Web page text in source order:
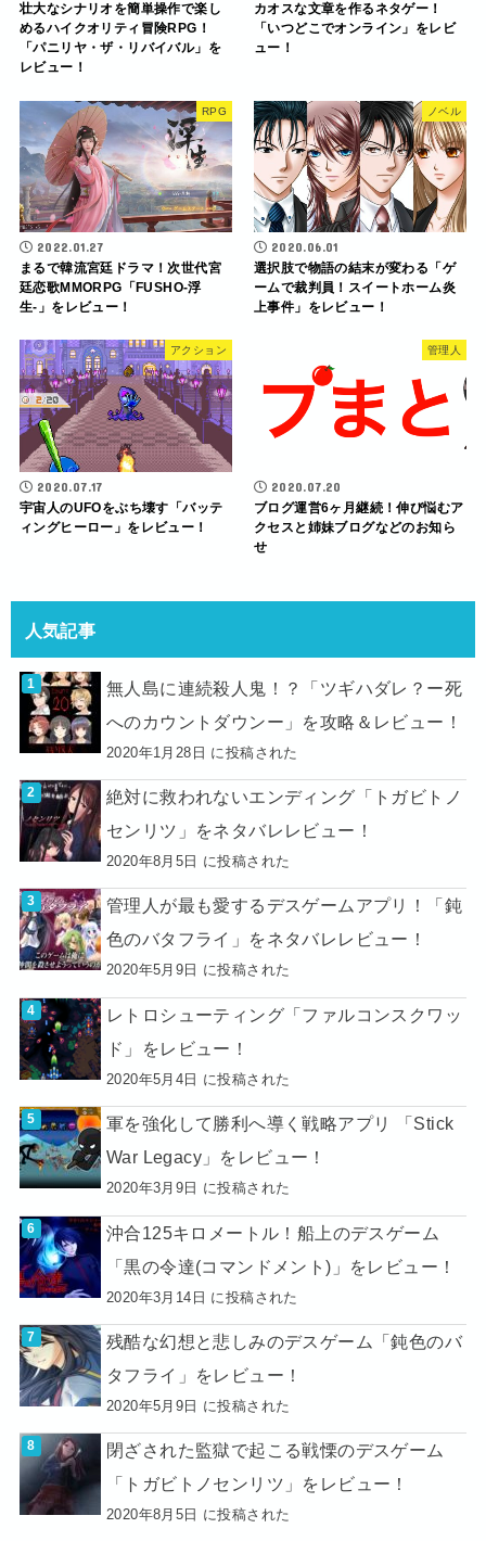
壮大なシナリオを簡単操作で楽し
めるハイクオリティ冒険RPG！
「パニリヤ・ザ・リバイバル」を
レビュー！
カオスな文章を作るネタゲー！
「いつどこでオンライン」をレビ
ュー！
RPG
2022.01.27
まるで韓流宮廷ドラマ！次世代宮
廷恋歌MMORPG「FUSHO-浮
生-」をレビュー！
ノベル
2020.06.01
選択肢で物語の結末が変わる「ゲ
ームで裁判員！スイートホーム炎
上事件」をレビュー！
アクション
2020.07.17
宇宙人のUFOをぶち壊す「バッテ
ィングヒーロー」をレビュー！
管理人
2020.07.20
ブログ運営6ヶ月継続！伸び悩むア
クセスと姉妹ブログなどのお知ら
せ
人気記事
無人島に連続殺人鬼！？「ツギハダレ？ー死
へのカウントダウンー」を攻略＆レビュー！
2020年1月28日 に投稿された
絶対に救われないエンディング「トガビトノ
センリツ」をネタバレレビュー！
2020年8月5日 に投稿された
管理人が最も愛するデスゲームアプリ！「鈍
色のバタフライ」をネタバレレビュー！
2020年5月9日 に投稿された
レトロシューティング「ファルコンスクワッ
ド」をレビュー！
2020年5月4日 に投稿された
軍を強化して勝利へ導く戦略アプリ 「Stick
War Legacy」をレビュー！
2020年3月9日 に投稿された
沖合125キロメートル！船上のデスゲーム
「黒の令達(コマンドメント)」をレビュー！
2020年3月14日 に投稿された
残酷な幻想と悲しみのデスゲーム「鈍色のバ
タフライ」をレビュー！
2020年5月9日 に投稿された
閉ざされた監獄で起こる戦慄のデスゲーム
「トガビトノセンリツ」をレビュー！
2020年8月5日 に投稿された